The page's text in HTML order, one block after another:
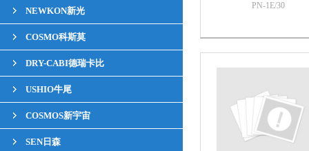
NEWKON新光
COSMO科斯莫
DRY-CABI德瑞卡比
USHIO牛尾
COSMOS新宇宙
SEN日森
PN-1E/30